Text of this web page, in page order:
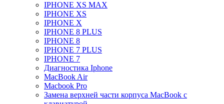
IPHONE XS MAX
IPHONE XS
IPHONE X
IPHONE 8 PLUS
IPHONE 8
IPHONE 7 PLUS
IPHONE 7
Диагностика Iphone
MacBook Air
Macbook Pro
Замена верхней части корпуса MacBook с